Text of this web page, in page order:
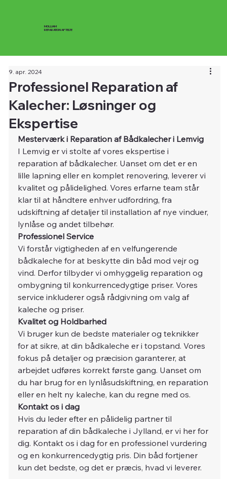
MOLLIAM
REPARATION AF TELTE
Professionel Reparation af
Kalecher: Løsninger og
Ekspertise
9. apr. 2024
Mesterværk i Reparation af Bådkalecher i Lemvig
I Lemvig er vi stolte af vores ekspertise i
reparation af bådkalecher. Uanset om det er en
lille lapning eller en komplet renovering, leverer vi
kvalitet og pålidelighed. Vores erfarne team står
klar til at håndtere enhver udfordring, fra
udskiftning af detaljer til installation af nye vinduer,
lynlåse og andet tilbehør.
Professionel Service
Vi forstår vigtigheden af en velfungerende
bådkaleche for at beskytte din båd mod vejr og
vind. Derfor tilbyder vi omhyggelig reparation og
ombygning til konkurrencedygtige priser. Vores
service inkluderer også rådgivning om valg af
kaleche og priser.
Kvalitet og Holdbarhed
Vi bruger kun de bedste materialer og teknikker
for at sikre, at din bådkaleche er i topstand. Vores
fokus på detaljer og præcision garanterer, at
arbejdet udføres korrekt første gang. Uanset om
du har brug for en lynlåsudskiftning, en reparation
eller en helt ny kaleche, kan du regne med os.
Kontakt os i dag
Hvis du leder efter en pålidelig partner til
reparation af din bådkaleche i Jylland, er vi her for
dig. Kontakt os i dag for en professionel vurdering
og en konkurrencedygtig pris. Din båd fortjener
kun det bedste, og det er præcis, hvad vi leverer.